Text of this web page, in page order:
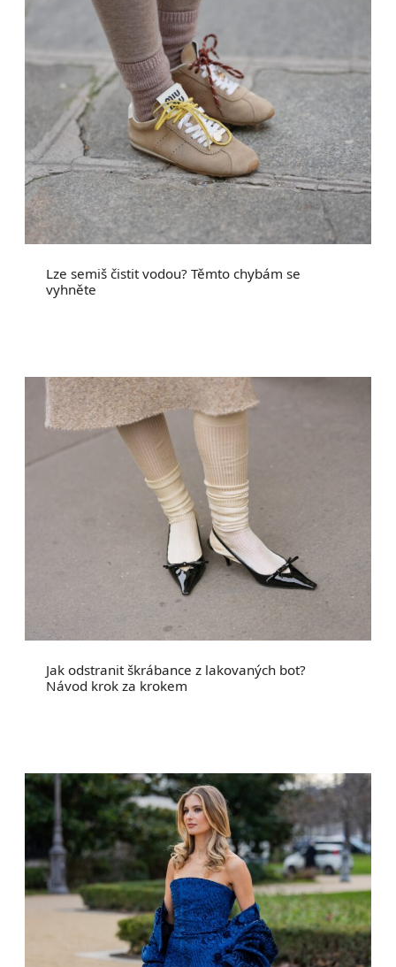
Lze semiš čistit vodou? Těmto chybám se
vyhněte
Jak odstranit škrábance z lakovaných bot?
Návod krok za krokem